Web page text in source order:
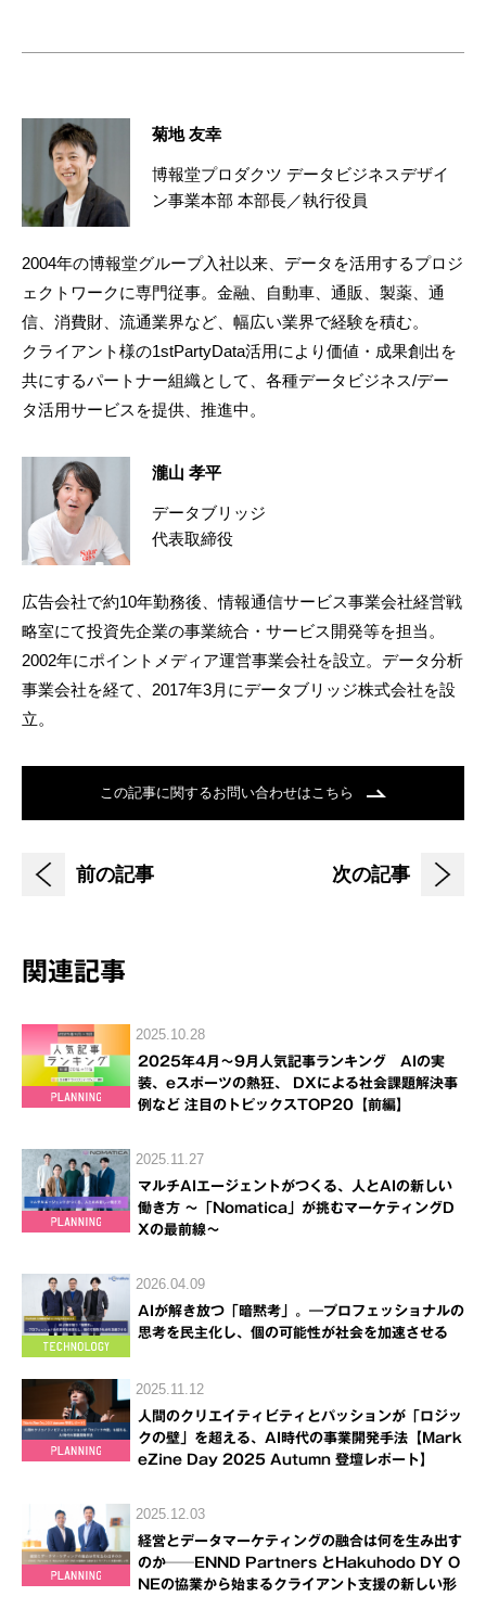
菊地 友幸
博報堂プロダクツ データビジネスデザイ
ン事業本部 本部長／執行役員
2004年の博報堂グループ入社以来、データを活用するプロジ
ェクトワークに専門従事。金融、自動車、通販、製薬、通
信、消費財、流通業界など、幅広い業界で経験を積む。
クライアント様の1stPartyData活用により価値・成果創出を
共にするパートナー組織として、各種データビジネス/デー
タ活用サービスを提供、推進中。
瀧山 孝平
データブリッジ
代表取締役
広告会社で約10年勤務後、情報通信サービス事業会社経営戦
略室にて投資先企業の事業統合・サービス開発等を担当。
2002年にポイントメディア運営事業会社を設立。データ分析
事業会社を経て、2017年3月にデータブリッジ株式会社を設
立。
この記事に関するお問い合わせはこちら
前の記事 次の記事
関連記事
2025.10.28
2025年4月～9月人気記事ランキング AIの実
装、eスポーツの熱狂、 DXによる社会課題解決事
例など 注目のトピックスTOP20【前編】
2025.11.27
マルチAIエージェントがつくる、人とAIの新しい
働き方 ～「Nomatica」が挑むマーケティングD
Xの最前線～
2026.04.09
AIが解き放つ「暗黙考」。―プロフェッショナルの
思考を民主化し、個の可能性が社会を加速させる
2025.11.12
人間のクリエイティビティとパッションが「ロジッ
クの壁」を超える、AI時代の事業開発手法【Mark
eZine Day 2025 Autumn 登壇レポート】
2025.12.03
経営とデータマーケティングの融合は何を生み出す
のか──ENND Partners とHakuhodo DY O
NEの協業から始まるクライアント支援の新しい形